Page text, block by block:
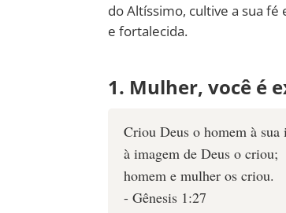
do Altíssimo, cultive a sua
e fortalecida.
1. Mulher, você é
Criou Deus o homem à sua
à imagem de Deus o criou;
homem e mulher os criou.
- Gênesis 1:27